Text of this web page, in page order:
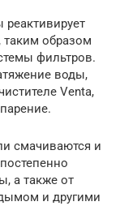
таким образом
фильтров.
воды,
Venta,
смачиваются и
а также от
и другими